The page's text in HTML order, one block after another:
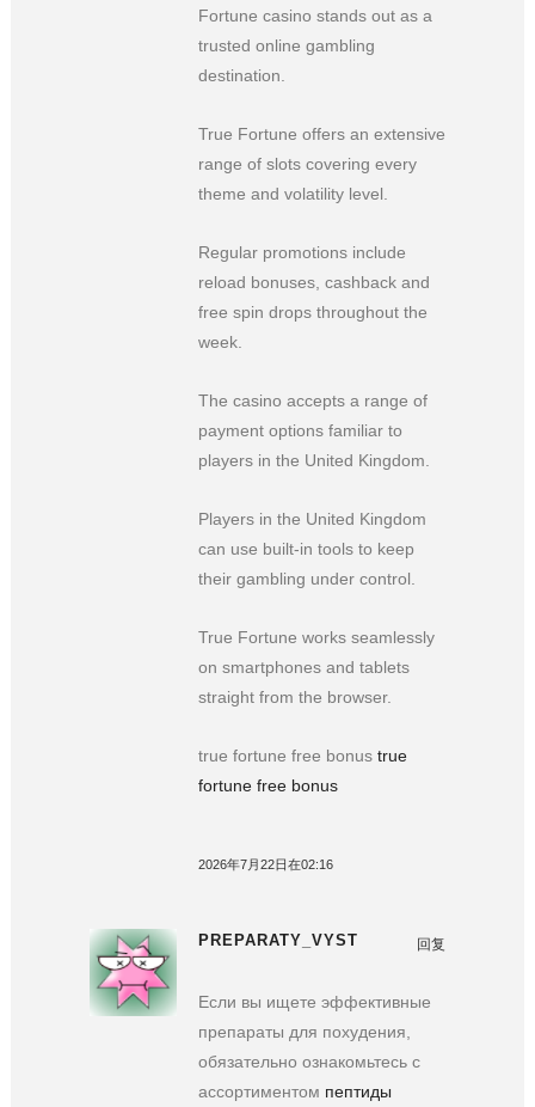
Fortune casino stands out as a
trusted online gambling
destination.
True Fortune offers an extensive
range of slots covering every
theme and volatility level.
Regular promotions include
reload bonuses, cashback and
free spin drops throughout the
week.
The casino accepts a range of
payment options familiar to
players in the United Kingdom.
Players in the United Kingdom
can use built-in tools to keep
their gambling under control.
True Fortune works seamlessly
on smartphones and tablets
straight from the browser.
true fortune free bonus true
fortune free bonus
2026年7月22日在02:16
PREPARATY_VYST 回复
Если вы ищете эффективные
препараты для похудения,
обязательно ознакомьтесь с
ассортиментом пептиды